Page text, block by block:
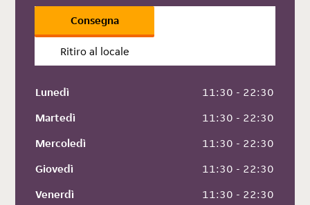
Consegna
Ritiro al locale
Lunedì
11:30 - 22:30
Martedì
11:30 - 22:30
Mercoledì
11:30 - 22:30
Giovedì
11:30 - 22:30
Venerdì
11:30 - 22:30